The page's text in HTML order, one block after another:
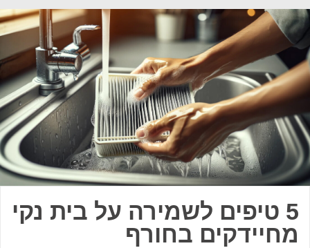
5 טיפים לשמירה על בית נקי
מחיידקים בחורף